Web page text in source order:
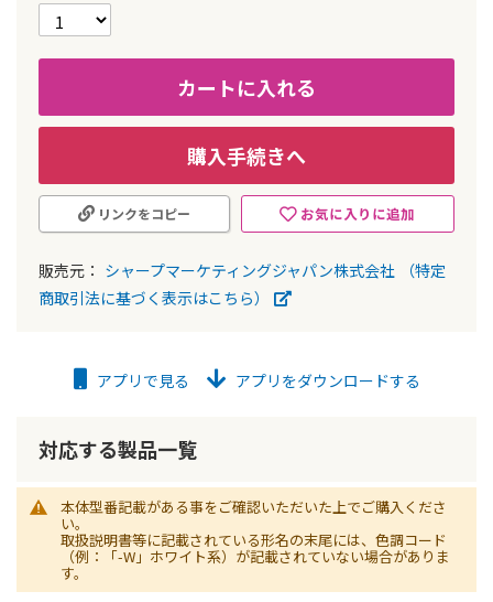
カートに入れる
購入手続きへ
お気に入りに追加
リンクをコピー
販売元： シャープマーケティングジャパン株式会社
（特定
商取引法に基づく表示はこちら）
アプリで見る アプリをダウンロードする
対応する製品一覧
本体型番記載がある事をご確認いただいた上でご購入くださ
い。
取扱説明書等に記載されている形名の末尾には、色調コード
（例：「-W」ホワイト系）が記載されていない場合がありま
す。